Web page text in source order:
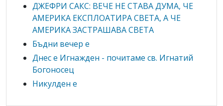
ДЖЕФРИ САКС: ВЕЧЕ НЕ СТАВА ДУМА, ЧЕ
АМЕРИКА ЕКСПЛОАТИРА СВЕТА, А ЧЕ
АМЕРИКА ЗАСТРАШАВА СВЕТА
Бъдни вечер е
Днес е Игнажден - почитаме св. Игнатий
Богоносец
Никулден е